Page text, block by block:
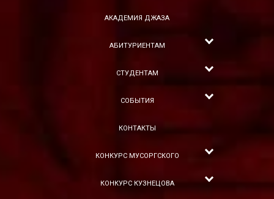
АКАДЕМИЯ ДЖАЗА
АБИТУРИЕНТАМ
СТУДЕНТАМ
СОБЫТИЯ
КОНТАКТЫ
КОНКУРС МУСОРГСКОГО
КОНКУРС КУЗНЕЦОВА